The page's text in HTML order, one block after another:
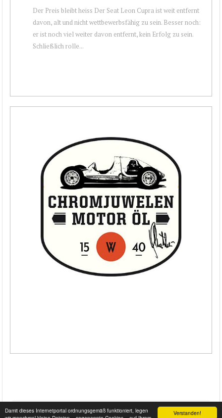
Verstanden!
Damit dieses Internetportal ordnungsgemäß funktioniert, legen
Der Preis bleibt heiss Der Seat Leon Cupra ist weit entfernt
davon, alt und nicht wettbewerbsfähig zu sein. Besser noch:
er ist noch viel weiter davon entfernt, kein Erfolg zu sein.
Schließlich rolle...